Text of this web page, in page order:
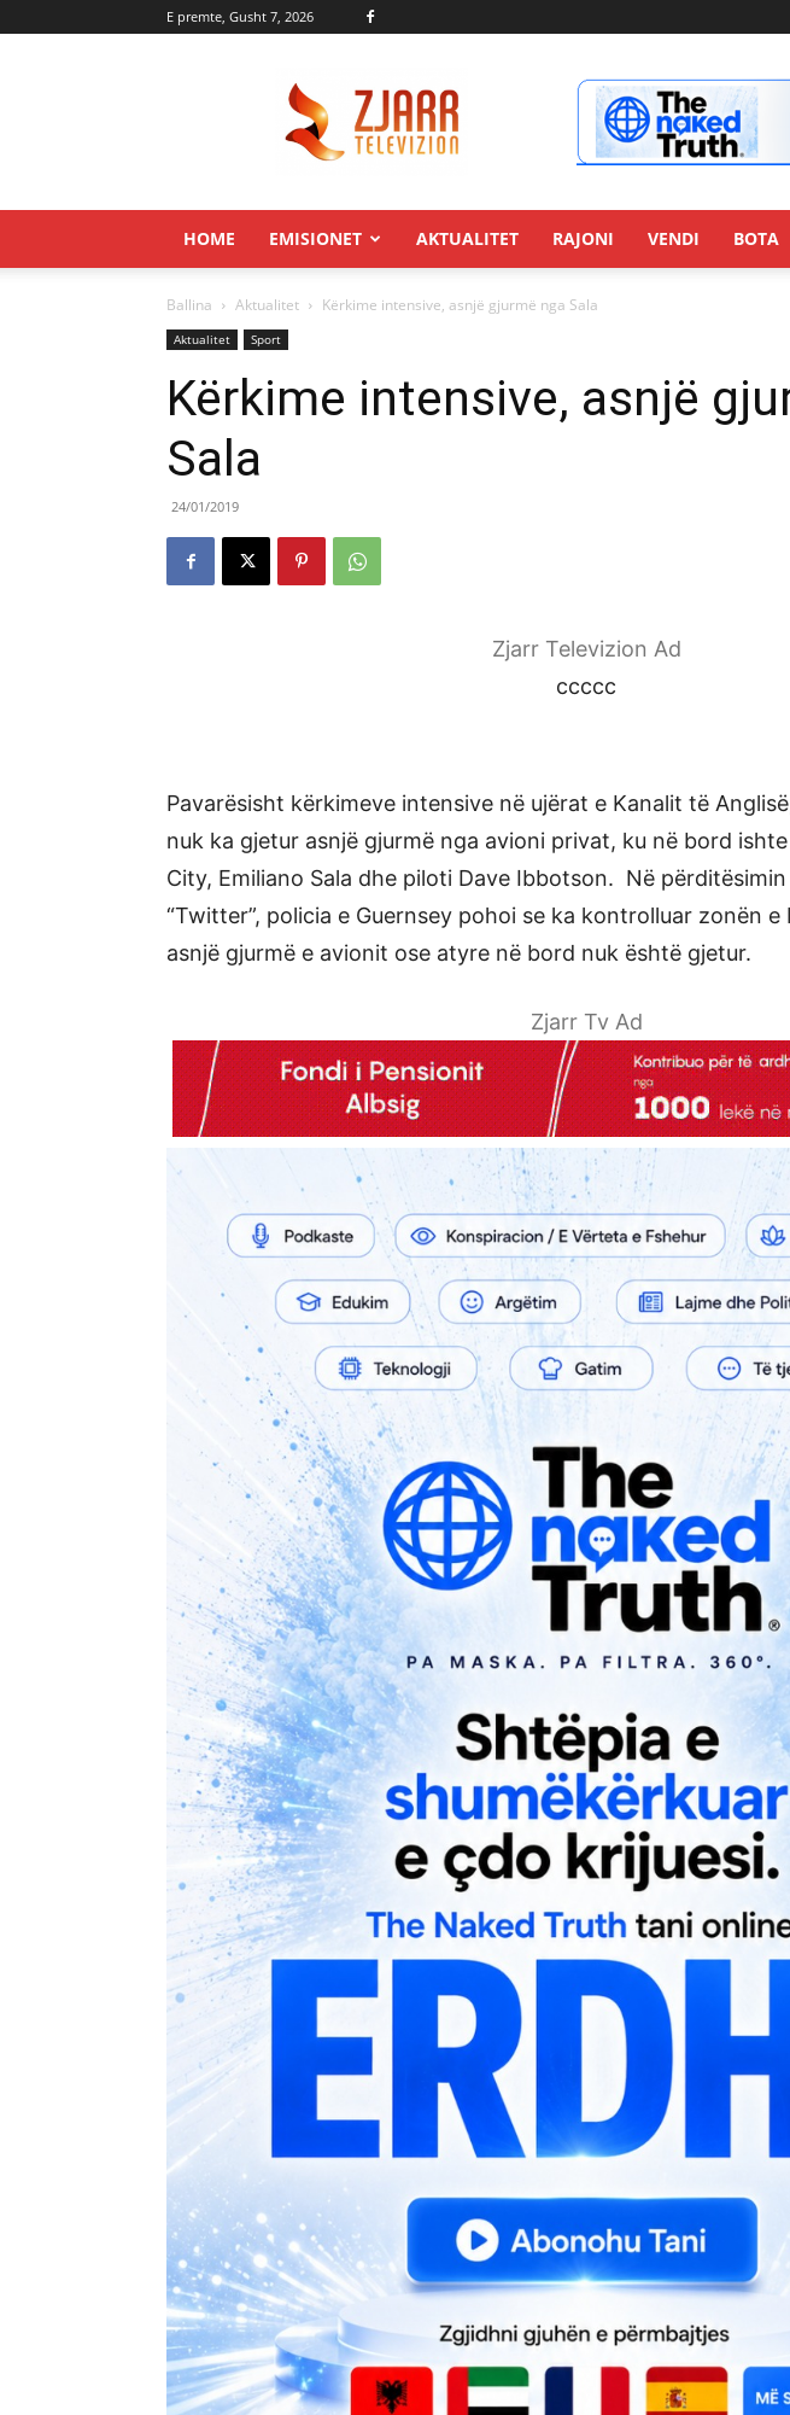
E premte, Gusht 7, 2026
HOME EMISIONET AKTUALITET RAJONI VENDI BOTA
Ballina Aktualitet Kërkime intensive, asnjë gjurmë nga Sala
Aktualitet Sport
Kërkime intensive, asnjë
Sala
24/01/2019
Zjarr Televizion Ad
ccccc
Pavarësisht kërkimeve intensive në ujërat e Kanalit të
nuk ka gjetur asnjë gjurmë nga avioni privat, ku në bord
City, Emiliano Sala dhe piloti Dave Ibbotson. Në
“Twitter”, policia e Guernsey pohoi se ka kontrolluar zonën
asnjë gjurmë e avionit ose atyre në bord nuk është gjetur.
Zjarr Tv Ad